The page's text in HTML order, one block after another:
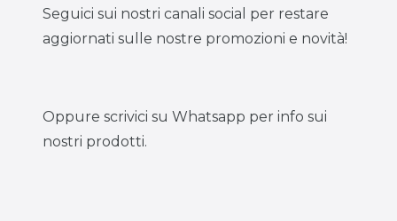
Seguici sui nostri canali social per restare
aggiornati sulle nostre promozioni e novità!
Oppure scrivici su Whatsapp per info sui
nostri prodotti.